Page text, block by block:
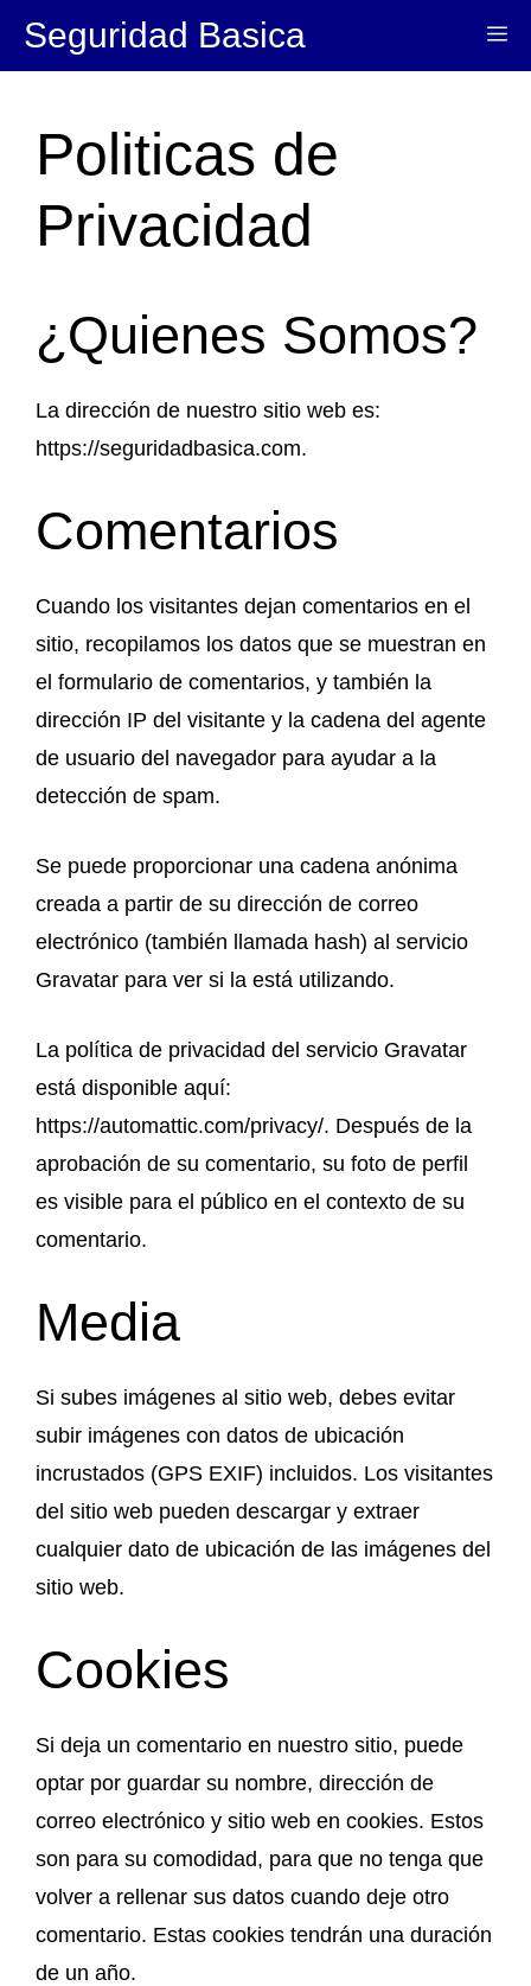
SaltarSeguridad Basica
Politicas de
Privacidad
¿Quienes Somos?
La dirección de nuestro sitio web es:
https://seguridadbasica.com.
Comentarios
Cuando los visitantes dejan comentarios en el
sitio, recopilamos los datos que se muestran en
el formulario de comentarios, y también la
dirección IP del visitante y la cadena del agente
de usuario del navegador para ayudar a la
detección de spam.
Se puede proporcionar una cadena anónima
creada a partir de su dirección de correo
electrónico (también llamada hash) al servicio
Gravatar para ver si la está utilizando.
La política de privacidad del servicio Gravatar
está disponible aquí:
https://automattic.com/privacy/. Después de la
aprobación de su comentario, su foto de perfil
es visible para el público en el contexto de su
comentario.
Media
Si subes imágenes al sitio web, debes evitar
subir imágenes con datos de ubicación
incrustados (GPS EXIF) incluidos. Los visitantes
del sitio web pueden descargar y extraer
cualquier dato de ubicación de las imágenes del
sitio web.
Cookies
Si deja un comentario en nuestro sitio, puede
optar por guardar su nombre, dirección de
correo electrónico y sitio web en cookies. Estos
son para su comodidad, para que no tenga que
volver a rellenar sus datos cuando deje otro
comentario. Estas cookies tendrán una duración
de un año.